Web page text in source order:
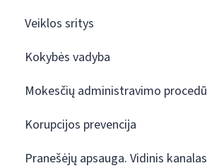
Veiklos sritys
Kokybės vadyba
Mokesčių administravimo
Korupcijos prevencija
Pranešėjų apsauga. Vidinis kanalas